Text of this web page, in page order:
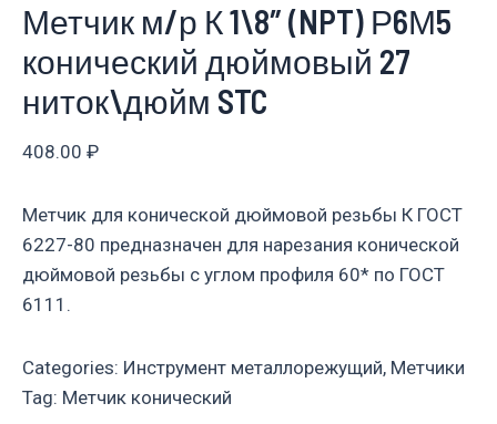
Метчик м/р К 1\8″ (NPT) Р6М5
конический дюймовый 27
ниток\дюйм STC
408.00 ₽
Метчик для конической дюймовой резьбы К ГОСТ
6227-80 предназначен для нарезания конической
дюймовой резьбы с углом профиля 60* по ГОСТ
6111.
Categories: Инструмент металлорежущий, Метчики
Tag: Метчик конический